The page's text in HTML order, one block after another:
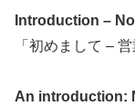
Introduction –
「初めまして –
An introduction: